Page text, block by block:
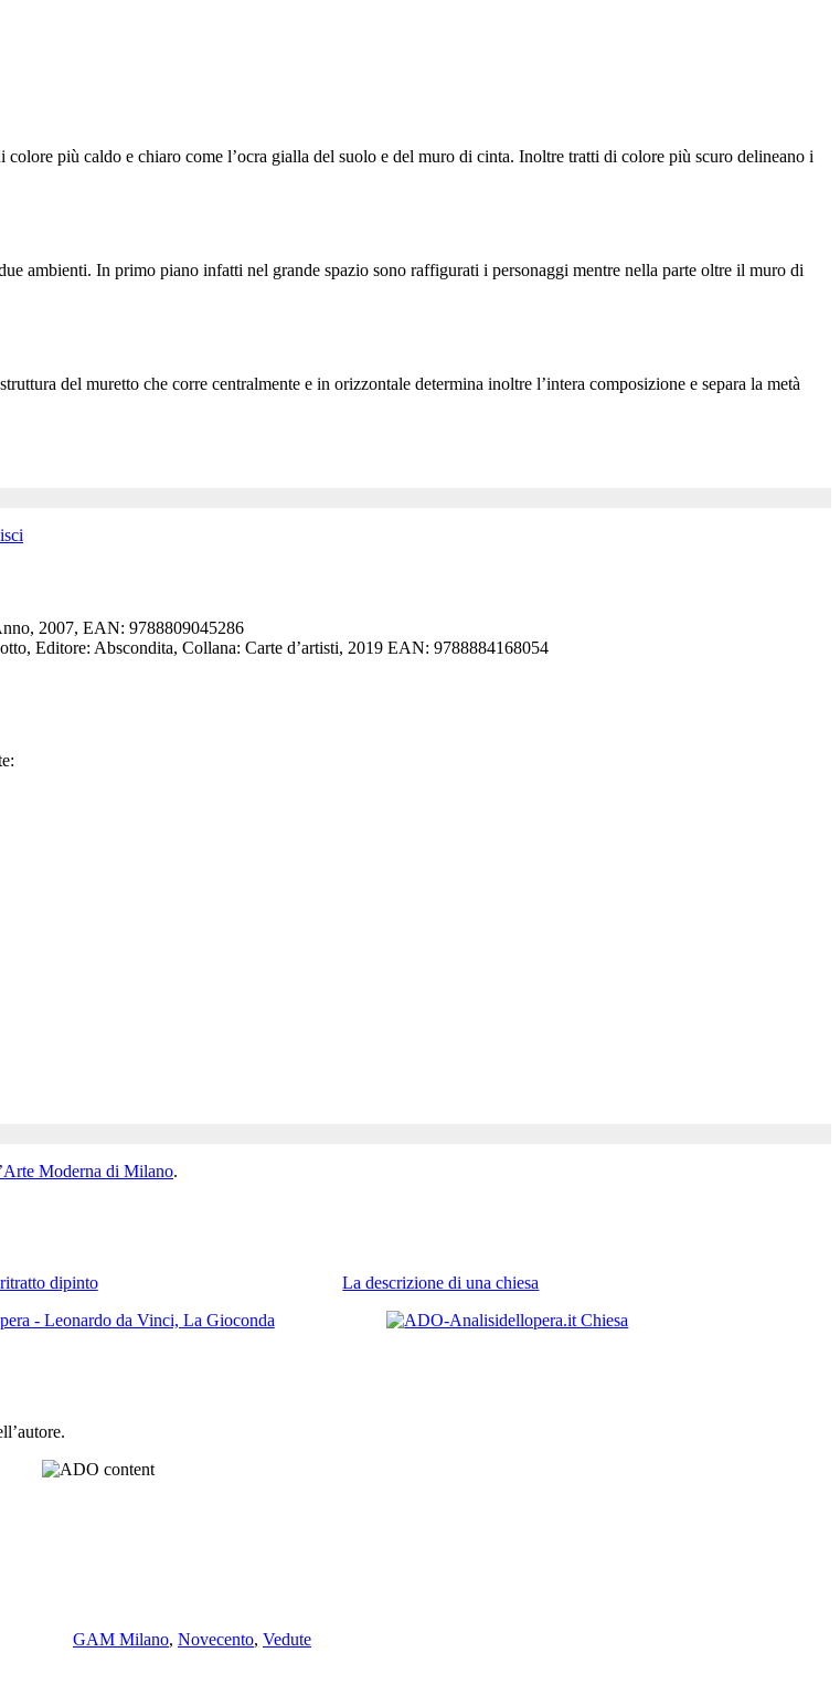
più caldo e chiaro come l’ocra gialla del suolo e del muro di cinta. Inoltre tratti di colore più scuro delineano i
ambienti. In primo piano infatti nel grande spazio sono raffigurati i personaggi mentre nella parte oltre il muro di
del muretto che corre centralmente e in orizzontale determina inoltre l’intera composizione e separa la metà
2007, EAN: 9788809045286
Editore: Abscondita, Collana: Carte d’artisti, 2019 EAN: 9788884168054
Moderna di Milano.
dipinto La descrizione di una chiesa
GAM Milano, Novecento, Vedute